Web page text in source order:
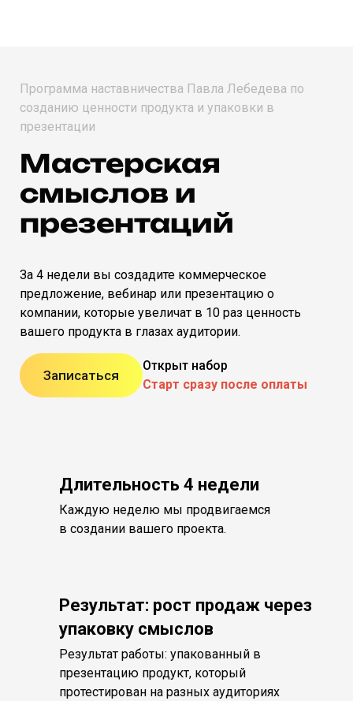
Программа наставничества Павла Лебедева по
созданию ценности продукта и упаковки в
презентации
Мастерская
смыслов и
презентаций
За 4 недели вы создадите коммерческое
предложение, вебинар или презентацию о
компании, которые увеличат в 10 раз ценность
вашего продукта в глазах аудитории.
Записаться
Открыт набор
Старт сразу после оплаты
Длительность 4 недели
Каждую неделю мы продвигаемся
в создании вашего проекта.
Результат: рост продаж через
упаковку смыслов
Результат работы: упакованный в
презентацию продукт, который
протестирован на разных аудиториях